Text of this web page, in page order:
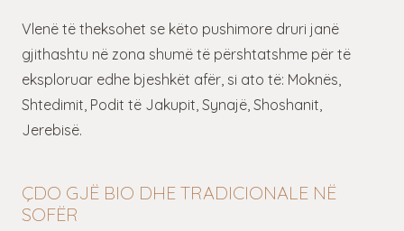
Vlenë të theksohet se këto pushimore druri janë
gjithashtu në zona shumë të përshtatshme për të
eksploruar edhe bjeshkët afër, si ato të: Moknës,
Shtedimit, Podit të Jakupit, Synajë, Shoshanit,
Jerebisë.
ÇDO GJË BIO DHE TRADICIONALE NË
SOFËR